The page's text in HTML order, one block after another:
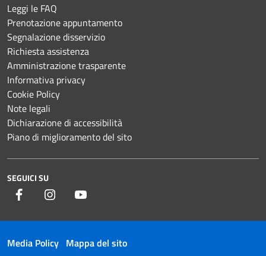
Leggi le FAQ
Prenotazione appuntamento
Segnalazione disservizio
Richiesta assistenza
Amministrazione trasparente
Informativa privacy
Cookie Policy
Note legali
Dichiarazione di accessibilità
Piano di miglioramento del sito
SEGUICI SU
Facebook Instagram
Media Policy Mappa del sito